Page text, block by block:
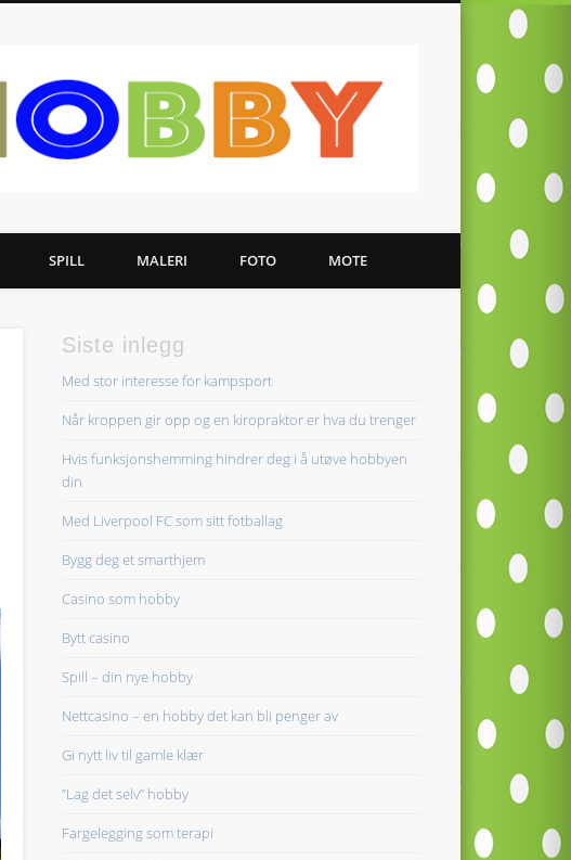
Kreativ
Hobby
SPILL MALERI FOTO MOTE
Siste inlegg
Med stor interesse for kampsport
Når kroppen gir opp og en kiropraktor er hva du trenger
Hvis funksjonshemming hindrer deg i å utøve hobbyen
din
Med Liverpool FC som sitt fotballag
Bygg deg et smarthjem
Casino som hobby
Bytt casino
Spill – din nye hobby
Nettcasino – en hobby det kan bli penger av
Gi nytt liv til gamle klær
”Lag det selv” hobby
Fargelegging som terapi